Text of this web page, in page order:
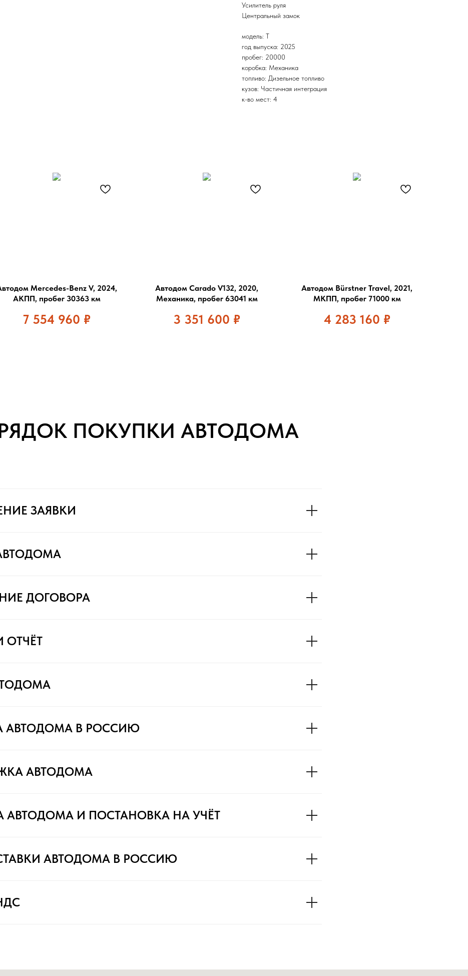
Усилитель руля
Центральный замок
модель: T
год выпуска: 2025
пробег: 20000
коробка: Механика
топливо: Дизельное топливо
кузов: Частичная интеграция
к-во мест: 4
Mercedes-Benz V, 2024,
АКПП, пробег 30363 км
7 554 960 ₽
Автодом Carado V132, 2020,
Механика, пробег 63041 км
3 351 600 ₽
Автодом Bürstner Travel, 2021,
МКПП, пробег 71000 км
4 283 160 ₽
ПОКУПКИ АВТОДОМА
ЗАЯВКИ
ДОГОВОРА
ОТЧЁТ
АВТОДОМА В РОССИЮ
АВТОДОМА
АВТОДОМА И ПОСТАНОВКА НА УЧЁТ
АВТОДОМА В РОССИЮ